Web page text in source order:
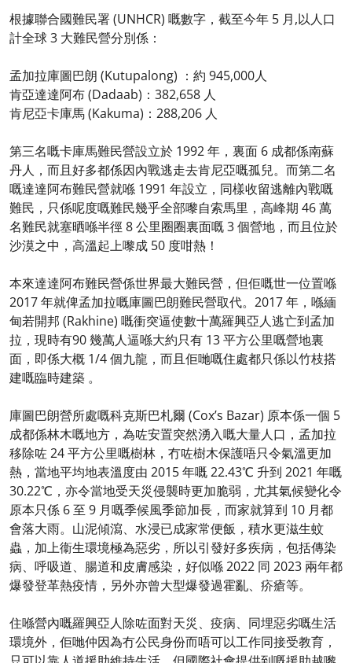
根據聯合國難民署 (UNHCR) 嘅數字，截至今年 5 月,以人口
計全球 3 大難民營分別係：
孟加拉庫圖巴朗 (Kutupalong) ：約 945,000人
肯亞達達阿布 (Dadaab)：382,658 人
肯尼亞卡庫馬 (Kakuma)：288,206 人
第三名嘅卡庫馬難民營設立於 1992 年，裏面 6 成都係南蘇
丹人，而且好多都係因內戰逃走去肯尼亞嘅孤兒。而第二名
嘅達達阿布難民營就喺 1991 年設立，同樣收留逃離內戰嘅
難民，只係呢度嘅難民幾乎全部嚟自索馬里，高峰期 46 萬
名難民就塞晒喺半徑 8 公里圈圈裏面嘅 3 個營地，而且位於
沙漠之中，高溫起上嚟成 50 度咁熱！
本來達達阿布難民營係世界最大難民營，但佢嘅世一位置喺
2017 年就俾孟加拉嘅庫圖巴朗難民營取代。2017 年，喺緬
甸若開邦 (Rakhine) 嘅衝突逼使數十萬羅興亞人逃亡到孟加
拉，現時有90 幾萬人逼喺大約只有 13 平方公里嘅營地裏
面，即係大概 1/4 個九龍，而且佢哋嘅住處都只係以竹枝搭
建嘅臨時建築 。
庫圖巴朗營所處嘅科克斯巴札爾 (Cox’s Bazar) 原本係一個 5
成都係林木嘅地方，為咗安置突然湧入嘅大量人口，孟加拉
移除咗 24 平方公里嘅樹林，冇咗樹木保護唔只令氣溫更加
熱，當地平均地表溫度由 2015 年嘅 22.43℃ 升到 2021 年嘅
30.22℃，亦令當地受天災侵襲時更加脆弱，尤其氣候變化令
原本只係 6 至 9 月嘅季候風季節加長，而家就算到 10 月都
會落大雨。山泥傾瀉、水浸已成家常便飯，積水更滋生蚊
蟲，加上衞生環境極為惡劣，所以引發好多疾病，包括傳染
病、呼吸道、腸道和皮膚感染，好似喺 2022 同 2023 兩年都
爆發登革熱疫情，另外亦曾大型爆發過霍亂、疥瘡等。
住喺營內嘅羅興亞人除咗面對天災、疫病、同埋惡劣嘅生活
環境外，佢哋仲因為冇公民身份而唔可以工作同接受教育，